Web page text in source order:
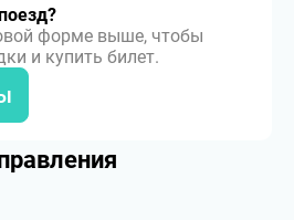
форме выше, чтобы
и купить билет.